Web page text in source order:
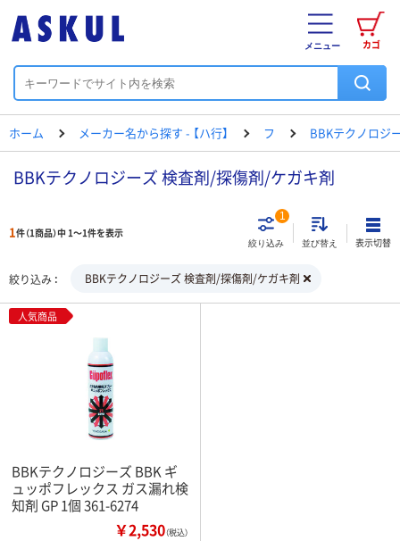
カゴ
メニュー
ホーム メーカー名から探す - 【ハ行】 フ BBKテクノロジ
BBKテクノロジーズ 検査剤/探傷剤/ケガキ剤
1件（1商品）中 1～1件を表示
絞り込み
1
並び替え 表示切替
絞り込み BBKテクノロジーズ 検査剤/探傷剤/ケガキ剤
人気商品
BBKテクノロジーズ BBK ギ
ュッポフレックス ガス漏れ検
知剤 GP 1個 361-6274
￥2,530（税込）